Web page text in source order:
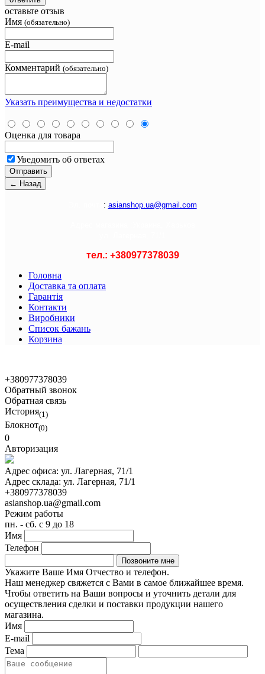
оставьте отзыв
Имя (обязательно)
E-mail
Комментарий (обязательно)
Указать преимущества и недостатки
Оценка для товара
Уведомить об ответах
: asianshop.ua@gmail.com
тел.: +380977378039
Головна
Доставка та оплата
Гарантія
Контакти
Виробники
Список бажань
Корзина
+380977378039
Обратный звонок
Обратная связь
История(1)
Блокнот(0)
0
Авторизация
Адрес офиса: ул. Лагерная, 71/1
Адрес склада: ул. Лагерная, 71/1
+380977378039
asianshop.ua@gmail.com
Режим работы
пн. - сб. с 9 до 18
Имя
Телефон
Укажите Ваше Имя Отчество и телефон.
Наш менеджер свяжется с Вами в самое ближайшее время.
Чтобы ответить на Ваши вопросы и уточнить детали для
осуществления сделки и поставки продукции нашего
магазина.
Имя
E-mail
Тема